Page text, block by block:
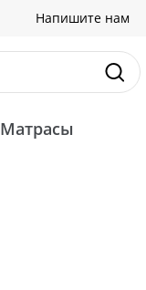
Напишите нам
Матрасы